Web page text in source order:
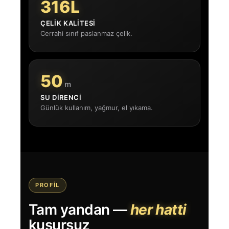
316L
ÇELIK KALITESI
Cerrahi sınıf paslanmaz çelik.
50 m
SU DIRENCI
Günlük kullanım, yağmur, el yıkama.
PROFIL
Tam yandan —her hatti
kusursuz